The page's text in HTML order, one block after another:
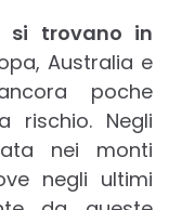
si trovano in
Australia e
poche
rischio. Negli
nei monti
negli ultimi